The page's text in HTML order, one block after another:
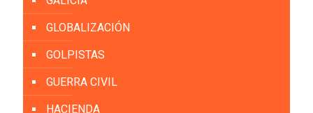
GLOBALIZACIÓN
GOLPISTAS
GUERRA CIVIL
HACIENDA